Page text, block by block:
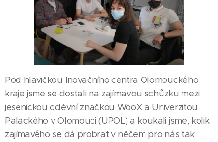
Pod hlavičkou Inovačního centra Olomouckého
kraje jsme se dostali na zajímavou schůzku mezi
jesenickou oděvní značkou WooX a Univerzitou
Palackého v Olomouci (UPOL) a koukali jsme, kolik
zajímavého se dá probrat v něčem pro nás tak